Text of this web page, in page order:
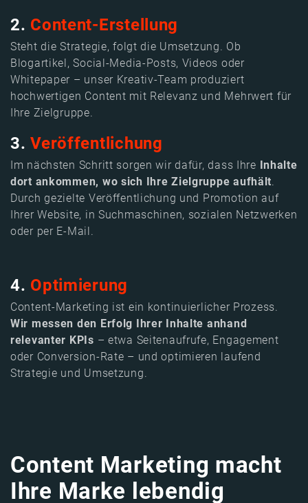
2. Content-Erstellung
Steht die Strategie, folgt die Umsetzung. Ob
Blogartikel, Social-Media-Posts, Videos oder
Whitepaper – unser Kreativ-Team produziert
hochwertigen Content mit Relevanz und Mehrwert für
Ihre Zielgruppe.
3.Veröffentlichung
Im nächsten Schritt sorgen wir dafür, dass Ihre Inhalte
dort ankommen, wo sich Ihre Zielgruppe aufhält.
Durch gezielte Veröffentlichung und Promotion auf
Ihrer Website, in Suchmaschinen, sozialen Netzwerken
oder per E-Mail.
4. Optimierung
Content-Marketing ist ein kontinuierlicher Prozess.
Wir messen den Erfolg Ihrer Inhalte anhand
relevanter KPIs – etwa Seitenaufrufe, Engagement
oder Conversion-Rate – und optimieren laufend
Strategie und Umsetzung.
Content Marketing macht
Ihre Marke lebendig